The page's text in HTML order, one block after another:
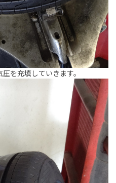
を充填していきます。